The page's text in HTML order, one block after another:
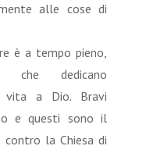
alle cose di
è a tempo pieno,
dedicano
vita a Dio. Bravi
e questi sono il
la Chiesa di